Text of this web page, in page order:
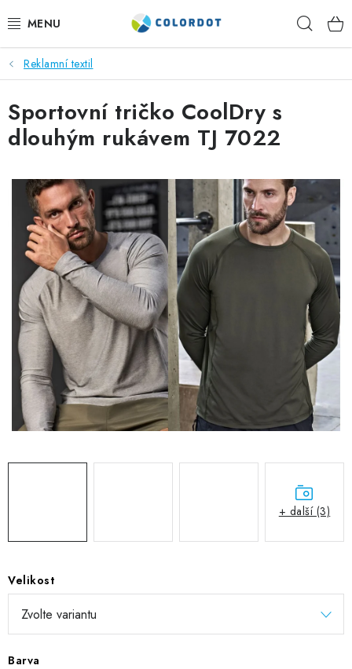
na
REKLAMNÍ TEXTIL
REKLAMNÍ PŘEDMĚTY
ČEPICE A DOPLŇKY
PRACOVNÍ OBLEČENÍ
POTISK TEXTILU
VÝŠIVKA
KONTAKTY
DIGITÁLNÍ TISK
REFLEXNÍ NAŽEHLOVAČKY
TEXTIL S VLASTNÍM POTISKEM
Výměna/vrácení zboží
Vánoční trička
Kontakty
Akce a slevy
Reklamní textil
Velikost
Barva
Sportovní tričko CoolDry s
dlouhým rukávem TJ 7022
+ další (3)